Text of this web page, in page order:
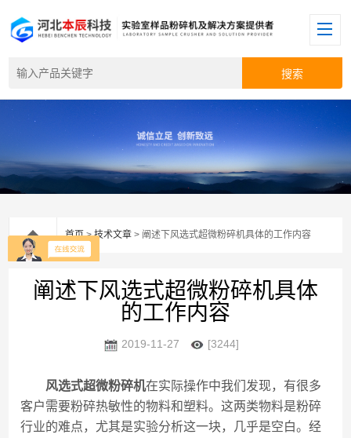
首页>技术文章 > 阐述下风选式超微粉碎机具体的工作内容
阐述下风选式超微粉碎机具体
的工作内容
2019-11-27 [3244]
风选式超微粉碎机在实际操作中我们发现，有很多
客户需要粉碎热敏性的物料和塑料。这两类物料是粉碎
行业的难点，尤其是实验分析这一块，几乎是空白。经